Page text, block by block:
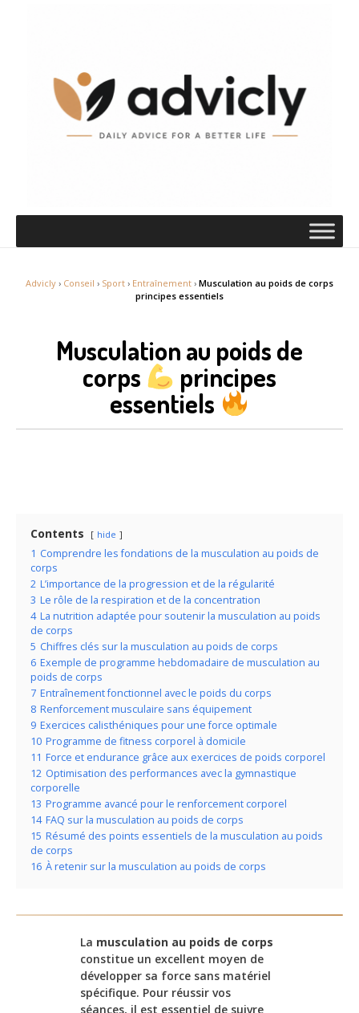
Advicly › Conseil › Sport › Entraînement › Musculation au poids de corps
principes essentiels
Musculation au poids de
corps
principes
essentiels
Contents hide
1 Comprendre les fondations de la musculation au poids de
corps
2 L’importance de la progression et de la régularité
3 Le rôle de la respiration et de la concentration
4 La nutrition adaptée pour soutenir la musculation au poids
de corps
5 Chiffres clés sur la musculation au poids de corps
6 Exemple de programme hebdomadaire de musculation au
poids de corps
7 Entraînement fonctionnel avec le poids du corps
8 Renforcement musculaire sans équipement
9 Exercices calisthéniques pour une force optimale
10 Programme de fitness corporel à domicile
11 Force et endurance grâce aux exercices de poids corporel
12 Optimisation des performances avec la gymnastique
corporelle
13 Programme avancé pour le renforcement corporel
14 FAQ sur la musculation au poids de corps
15 Résumé des points essentiels de la musculation au poids
de corps
16 À retenir sur la musculation au poids de corps
La musculation au poids de corps
constitue un excellent moyen de
développer sa force sans matériel
spécifique. Pour réussir vos
séances, il est essentiel de suivre